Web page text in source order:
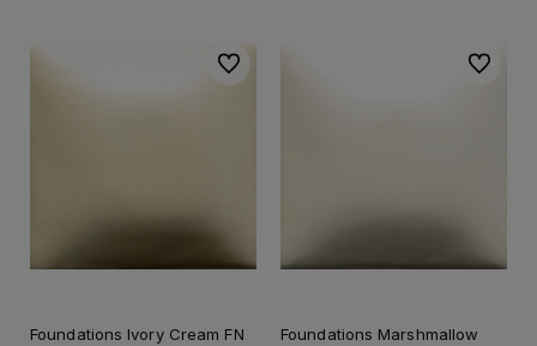
Foundations Ivory Cream FN
Do ulubionych
Foundations Marshmallow
Do